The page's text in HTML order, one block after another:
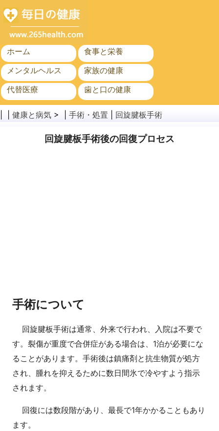
ホーム
食事と栄養
メンタルヘルス
家族の健康
代替医療
歯と口の健康
がん
公衆衛生
健康と病気 > | 手術・処置 回旋腱板手術
回旋腱板手術後の回復プロセス
手術について
回旋腱板手術は通常、外来で行われ、入院は不要で
す。裂傷が重度で合併症がある場合は、1泊が必要にな
ることがあります。手術後は鎮痛剤と抗生物質が処方
され、腫れを抑えるために数日間氷で冷やすよう指示
されます。
回復には数段階があり、最長で1年かかることもあり
ます。